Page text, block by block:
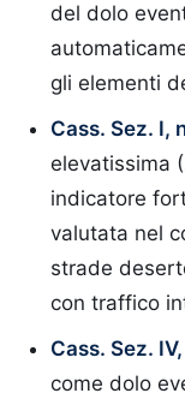
del dolo
gli elementi
Cass. Sez. I,
elevatissima
indicatore
valutata nel
strade
con traffico
Cass. Sez.
come dolo